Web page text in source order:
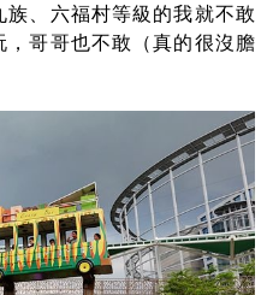
、六福村等級的我就不敢
哥哥也不敢（真的很沒膽